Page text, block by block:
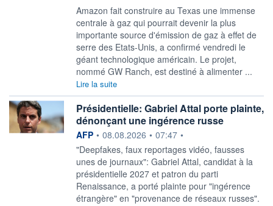
Amazon fait construire au Texas une immense
centrale à gaz qui pourrait devenir la plus
importante source d'émission de gaz à effet de
serre des Etats-Unis, a confirmé vendredi le
géant technologique américain. Le projet,
nommé GW Ranch, est destiné à alimenter ...
Lire la suite
Présidentielle: Gabriel Attal porte plainte,
dénonçant une ingérence russe
information fournie par
AFP • 08.08.2026 • 07:47 •
"Deepfakes, faux reportages vidéo, fausses
unes de journaux": Gabriel Attal, candidat à la
présidentielle 2027 et patron du parti
Renaissance, a porté plainte pour "ingérence
étrangère" en "provenance de réseaux russes".